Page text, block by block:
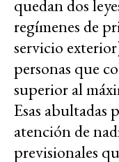
quedan dos
regímenes de
servicio
personas que
superior al
Esas abultadas
atención de
previsionales